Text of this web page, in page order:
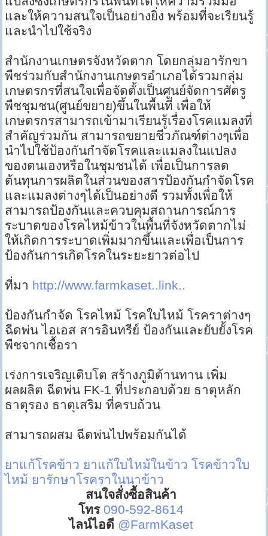
และให้ความสนใจเป็นอย่างยิ่ง พร้อมที่จะเรียนรู้
และนำไปใช้จริง
สำนักงานเกษตรจังหวัดตาก โดยกลุ่มอารักขา
พืชร่วมกับสำนักงานเกษตรอำเภอได้รวมกลุ่ม
เกษตรกรที่สนใจเพื่อจัดตั้งเป็นศูนย์จัดการศัตรู
พืชชุมชน(ศูนย์ขยาย)ขึ้นในพื้นที่ เพื่อให้
เกษตรกรสามารถเข้ามาเรียนรู้เรื่องโรคแมลงที่
สำคัญร่วมกัน สามารถขยายชีวภัณฑ์ต่างๆเพื่อ
นำไปใช้ป้องกันกำจัดโรคและแมลงในแปลง
ของตนเองหรือในชุมชนได้ เพื่อเป็นการลด
ต้นทุนการผลิตในส่วนของสารป้องกันกำจัดโรค
และแมลงต่างๆได้เป็นอย่างดี รวมทั้งเพื่อให้
สามารถป้องกันและควบคุมสถานการณ์การ
ระบาดของโรคไหม้ข้าวในพื้นที่จังหวัดตากไม่
ให้เกิดการระบาดเพิ่มมากขึ้นและเพื่อเป็นการ
ป้องกันการเกิดโรคในระยะยาวต่อไป
ที่มา http://www.farmkaset..link..
ป้องกันกำจัด โรคไหม้ โรคใบไหม้ โรคราต่างๆ
ฉีดพ่น ไอเอส สารอินทรีย์ ป้องกันและยับยั้งโรค
พืชจากเชื้อรา
เร่งการเจริญเติบโต สร้างภูมิต้านทาน เพิ่ม
ผลผลิต ฉีดพ่น FK-1 ที่ประกอบด้วย ธาตุหลัก
ธาตุรอง ธาตุเสริม ที่ครบถ้วน
สามารถผสม ฉีดพ่นไปพร้อมกันได้
ยาแก้โรคข้าว ยาแก้ใบไหม้ในข้าว โรคข้าวใบ
ไหม้ ยารักษาโรคราในนาข้าว
สนใจสั่งซื้อสินค้า
โทร 090-592-8614
ไลน์ไอดี @FarmKaset